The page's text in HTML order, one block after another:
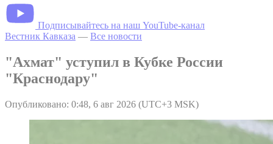
Подписывайтесь на наш YouTube-канал
Вестник Кавказа — Все новости
"Ахмат" уступил в Кубке России
"Краснодару"
Опубликовано: 0:48, 6 авг 2026 (UTC+3 MSK)